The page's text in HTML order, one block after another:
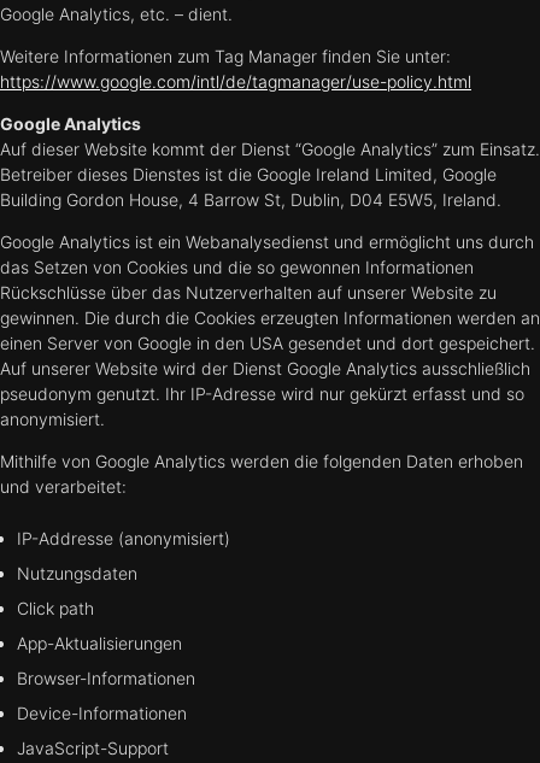
Google Analytics, etc. – dient.
Weitere Informationen zum Tag Manager finden Sie unter:
https://www.google.com/intl/de/tagmanager/use-policy.html
Google Analytics
Auf dieser Website kommt der Dienst “Google Analytics” zum Einsatz.
Betreiber dieses Dienstes ist die Google Ireland Limited, Google
Building Gordon House, 4 Barrow St, Dublin, D04 E5W5, Ireland.
Google Analytics ist ein Webanalysedienst und ermöglicht uns durch
das Setzen von Cookies und die so gewonnen Informationen
Rückschlüsse über das Nutzerverhalten auf unserer Website zu
gewinnen. Die durch die Cookies erzeugten Informationen werden an
einen Server von Google in den USA gesendet und dort gespeichert.
Auf unserer Website wird der Dienst Google Analytics ausschließlich
pseudonym genutzt. Ihr IP-Adresse wird nur gekürzt erfasst und so
anonymisiert.
Mithilfe von Google Analytics werden die folgenden Daten erhoben
und verarbeitet:
IP-Addresse (anonymisiert)
Nutzungsdaten
Click path
App-Aktualisierungen
Browser-Informationen
Device-Informationen
JavaScript-Support